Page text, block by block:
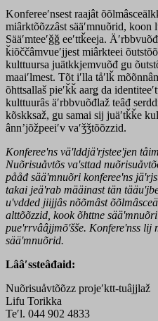
Konfereeʹnsest raajât
miârktõõzzâst sääʹmnuõrid, koon
Sääʹmteeʹǧǧ eeʹttǩeeja.
ǩiõččâmvueʹjjest miârkteei
kulttuursa juätkkjemvuõđ ǥu
maaiʹlmest. Tõt iʹlla tåʹlǩ
õhttsallaš pieʹǩǩ aarǥ da
kulttuurâs äʹrbbvuõđlaž teâđ
kõskksaž, ǥu samai sij juäʹtǩǩe
ânnʼjõžpeeiʹv vaʹǯǯtõõzzid.
Konfereeʹns väʹlddjäʹrjsteeʹjen
Nuõrisuåvtõs vaʹsttad
pååđ sääʹmnuõri konfereeʹns
takai jeäʹrab määinast tän
uʹvdded jiijjâs nõõmâst
alttõõzzid, kook õhttne
pueʹrrvââjjmõʹšše. Konfereʹnss lij
sääʹmnuõrid.
Lââʹssteâđaid:
Nuõrisuåvtõõzz projeʹktt-tuâjjlaž
Lifu Torikka
Teʹl. 044 902 4833